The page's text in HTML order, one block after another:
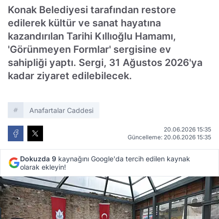
Konak Belediyesi tarafından restore
edilerek kültür ve sanat hayatına
kazandırılan Tarihi Kıllıoğlu Hamamı,
'Görünmeyen Formlar' sergisine ev
sahipliği yaptı. Sergi, 31 Ağustos 2026'ya
kadar ziyaret edilebilecek.
Anafartalar Caddesi
20.06.2026 15:35
Güncelleme: 20.06.2026 15:35
Dokuzda 9 kaynağını Google'da tercih edilen kaynak
olarak ekleyin!